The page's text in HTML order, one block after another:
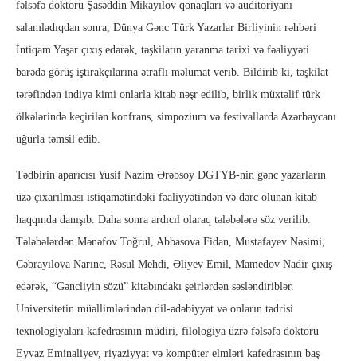
fəlsəfə doktoru Şasəddin Mikayılov qonaqları və auditoriyanı
salamladıqdan sonra, Dünya Gənc Türk Yazarlar Birliyinin rəhbəri
İntiqam Yaşar çıxış edərək, təşkilatın yaranma tarixi və fəaliyyəti
barədə görüş iştirakçılarına ətraflı məlumat verib. Bildirib ki, təşkilat
tərəfindən indiyə kimi onlarla kitab nəşr edilib, birlik müxtəlif türk
ölkələrində keçirilən konfrans, simpozium və festivallarda Azərbaycanı
uğurla təmsil edib.
Tədbirin aparıcısı Yusif Nazim Ərəbsoy DGTYB-nin gənc yazarların
üzə çıxarılması istiqamətindəki fəaliyyətindən və dərc olunan kitab
haqqında danışıb. Daha sonra ardıcıl olaraq tələbələrə söz verilib.
Tələbələrdən Mənəfov Toğrul, Abbasova Fidan, Mustafayev Nəsimi,
Cəbrayılova Narınc, Rəsul Mehdi, Əliyev Emil, Mamedov Nadir çıxış
edərək, “Gəncliyin sözü” kitabındakı şeirlərdən səsləndiriblər.
Universitetin müəllimlərindən dil-ədəbiyyat və onların tədrisi
texnologiyaları kafedrasının müdiri, filologiya üzrə fəlsəfə doktoru
Eyvaz Eminaliyev, riyaziyyat və kompüter elmləri kafedrasının baş